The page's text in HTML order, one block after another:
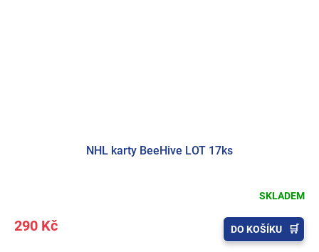
NHL karty BeeHive LOT 17ks
SKLADEM
290 Kč DO KOŠÍKU